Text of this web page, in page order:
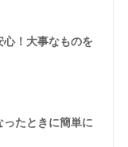
！大事なものを
たときに簡単に